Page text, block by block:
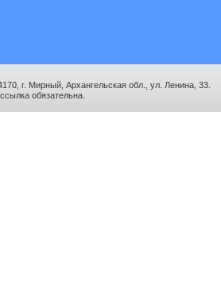
г. Мирный, Архангельская обл., ул. Ленина, 33.
обязательна.